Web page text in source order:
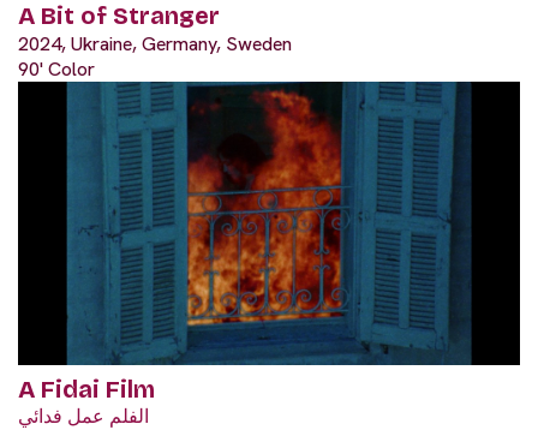
A Bit of Stranger
2024, Ukraine, Germany, Sweden
90' Color
A Fidai Film
الفلم عمل فدائي